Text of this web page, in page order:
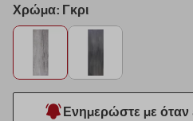
Χρώμα: Γκρι
Ενημερώστε με όταν